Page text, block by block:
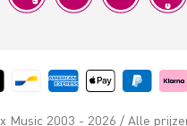
Music 2003 - 2026 / Alle